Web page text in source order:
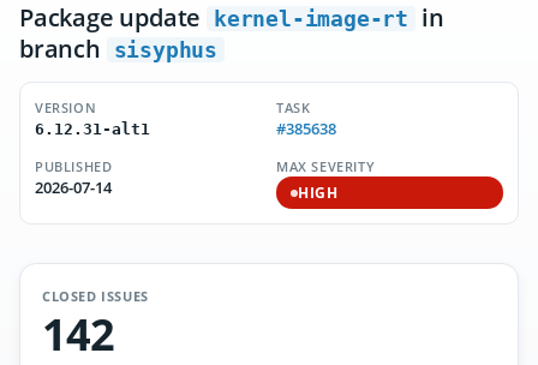
Package update kernel-image-rt
in
branch
sisyphus
VERSION
6.12.31-alt1
TASK
#385638
PUBLISHED
2026-07-14
MAX SEVERITY
HIGH
CLOSED ISSUES
142